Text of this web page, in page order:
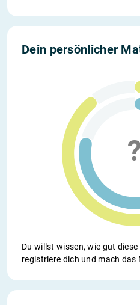
Dein persönlicher
Du willst wissen, wie gut
registriere dich und mach